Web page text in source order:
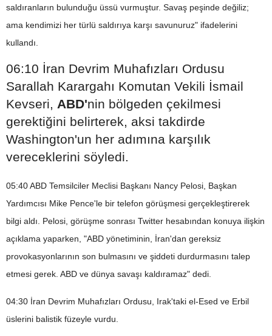
saldıranların bulunduğu üssü vurmuştur. Savaş peşinde değiliz;
ama kendimizi her türlü saldırıya karşı savunuruz" ifadelerini
kullandı.
06:10 İran Devrim Muhafızları Ordusu
Sarallah Karargahı Komutan Vekili İsmail
Kevseri, ABD'nin bölgeden çekilmesi
gerektiğini belirterek, aksi takdirde
Washington'un her adımına karşılık
vereceklerini söyledi.
05:40 ABD Temsilciler Meclisi Başkanı Nancy Pelosi, Başkan
Yardımcısı Mike Pence'le bir telefon görüşmesi gerçekleştirerek
bilgi aldı. Pelosi, görüşme sonrası Twitter hesabından konuya ilişkin
açıklama yaparken, "ABD yönetiminin, İran'dan gereksiz
provokasyonlarının son bulmasını ve şiddeti durdurmasını talep
etmesi gerek. ABD ve dünya savaşı kaldıramaz" dedi.
04:30 İran Devrim Muhafızları Ordusu, Irak'taki el-Esed ve Erbil
üslerini balistik füzeyle vurdu.